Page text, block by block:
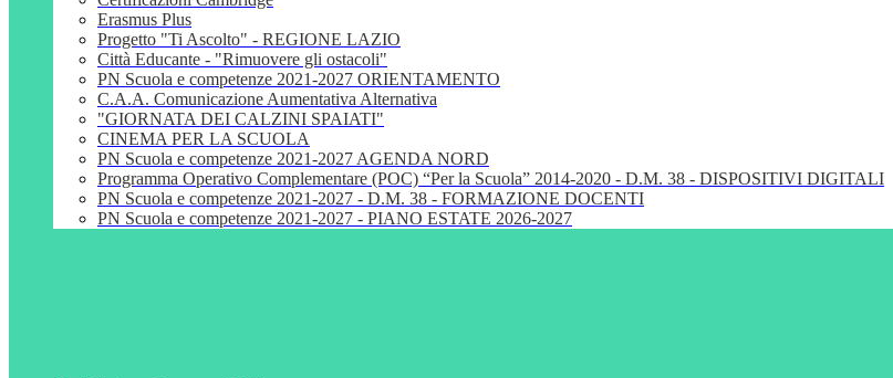
Erasmus Plus
Progetto "Ti Ascolto" - REGIONE LAZIO
Città Educante - "Rimuovere gli ostacoli"
PN Scuola e competenze 2021-2027 ORIENTAMENTO
C.A.A. Comunicazione Aumentativa Alternativa
"GIORNATA DEI CALZINI SPAIATI"
CINEMA PER LA SCUOLA
PN Scuola e competenze 2021-2027 AGENDA NORD
Programma Operativo Complementare (POC) “Per la Scuola” 2014-2020 - D.M. 38 - DISPOSITIVI DIGITALI
PN Scuola e competenze 2021-2027 - D.M. 38 - FORMAZIONE DOCENTI
PN Scuola e competenze 2021-2027 - PIANO ESTATE 2026-2027